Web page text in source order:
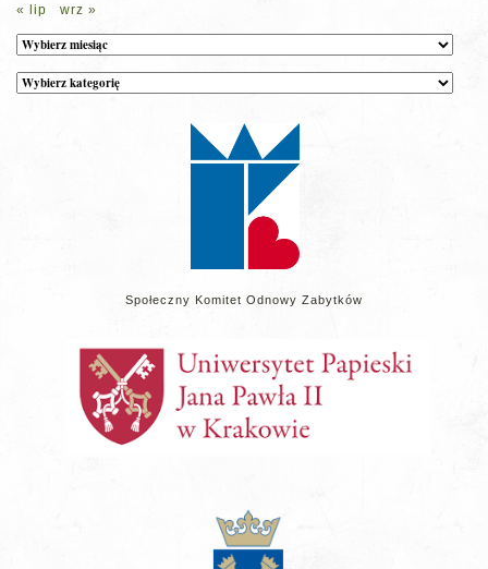
« lip
wrz »
Archiwum
Kategorie
wpisów
Społeczny Komitet Odnowy Zabytków